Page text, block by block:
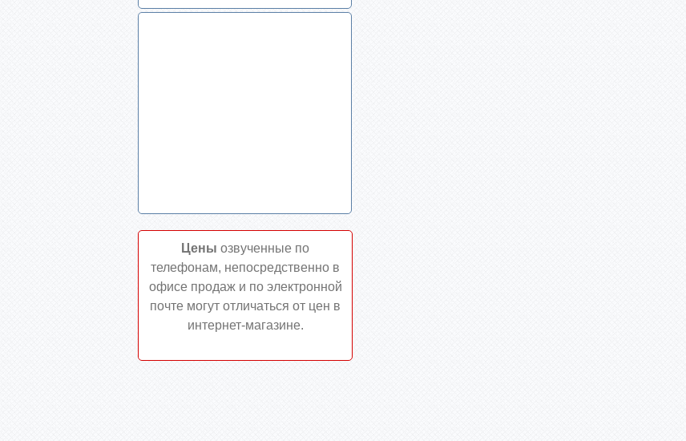
Цены озвученные по
телефонам, непосредственно в
офисе продаж и по электронной
почте могут отличаться от цен в
интернет-магазине.